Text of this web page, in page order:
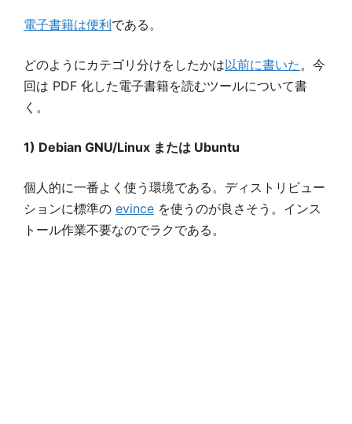
電子書籍は便利である。
どのようにカテゴリ分けをしたかは以前に書いた。今
回は PDF 化した電子書籍を読むツールについて書
く。
1) Debian GNU/Linux または Ubuntu
個人的に一番よく使う環境である。ディストリビュー
ションに標準の evince を使うのが良さそう。インス
トール作業不要なのでラクである。